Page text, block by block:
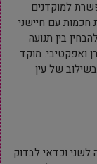
למוקדנים
חכמות עם חיישני
בין תנועה
ואפקטיבי. מוקד
של עין
וכדאי לבדוק